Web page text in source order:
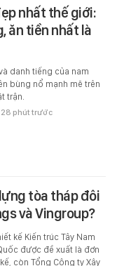
nhất thế giới:
ăn tiền nhất là
danh tiếng của nam
bùng nổ mạnh mẽ trên
trận.
28 phút trước
tòa tháp đôi
và Vingroup?
kế Kiến trúc Tây Nam
được đề xuất là đơn
còn Tổng Công ty Xây